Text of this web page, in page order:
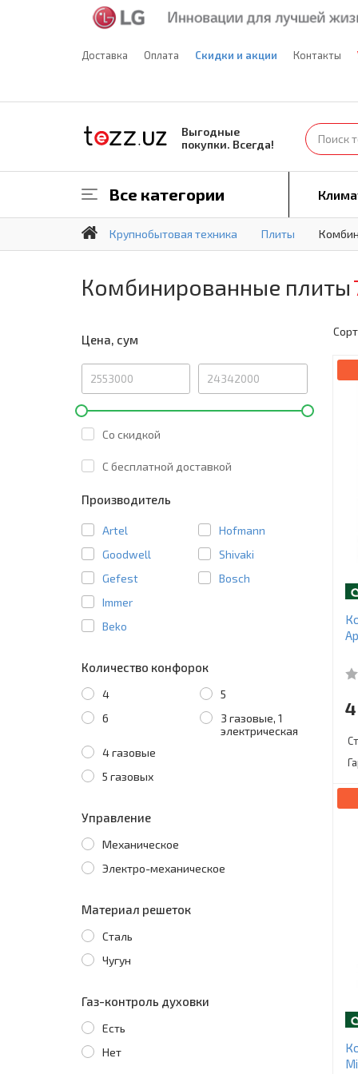
Доставка Оплата Скидки и акции Контакты
Выгодные
покупки. Всегда!
Все категории
Крупнобытовая техника Плиты
Комбинированные плиты
Цена, сум
Со скидкой
C бесплатной доставкой
Производитель
Artel
Hofmann
Goodwell
Shivaki
Gefest
Bosch
Immer
Beko
Количество конфорок
4
5
6
3 газовые, 1
электрическая
4 газовые
5 газовых
Управление
Механическое
Электро-механическое
Материал решеток
Сталь
Чугун
Газ-контроль духовки
Есть
Нет